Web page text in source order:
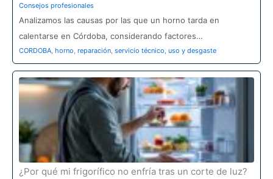
Consejos profesionales
Analizamos las causas por las que un horno tarda en
calentarse en Córdoba, considerando factores…
CORDOBA horno reparación servicio técnico uso y desgaste
¿Por qué mi frigorífico no enfría tras un corte de luz?